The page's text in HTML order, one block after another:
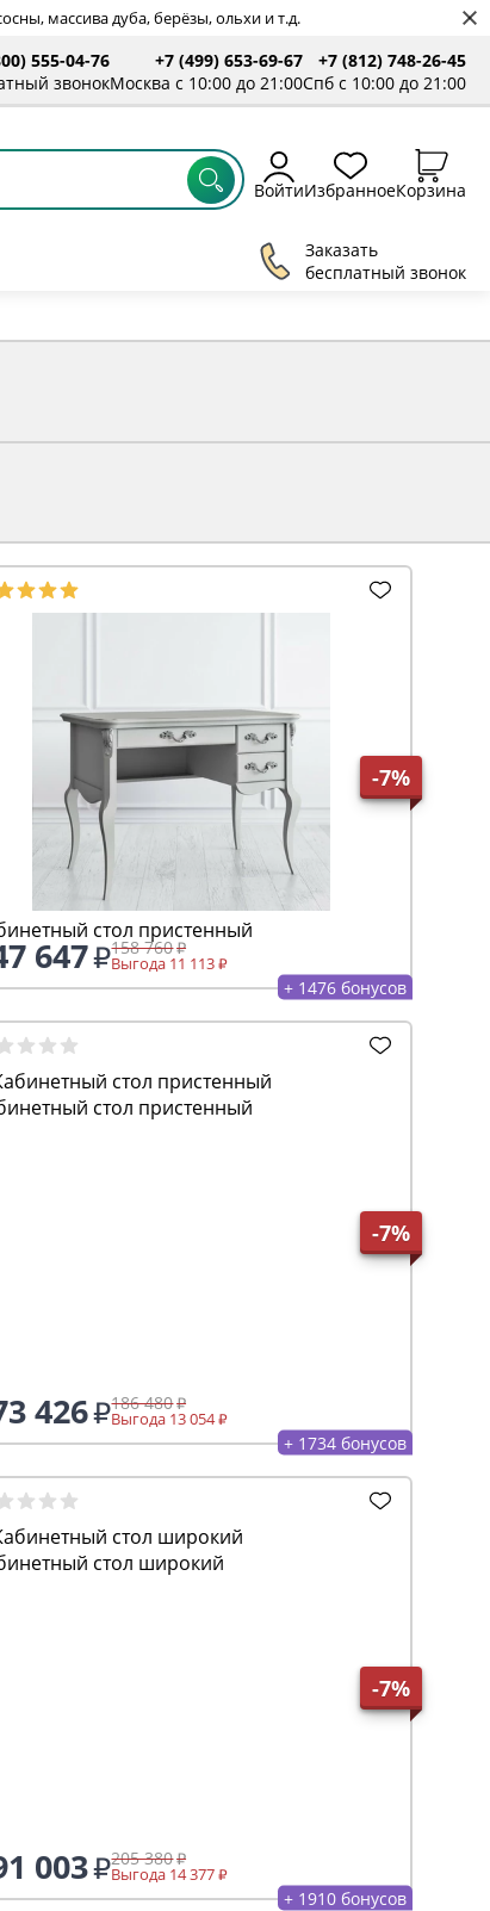
массива дуба, берёзы, ольхи и т.д.
555-04-76
звонок
+7 (499) 653-69-67
Москва с 10:00 до 21:00
+7 (812) 748-26-45
Спб с 10:00 до 21:00
ВойтиИзбранноеКорзина
Заказать
бесплатный звонок
-7%
стол пристенный
647 158 760
Выгода 11 113
+ 1476 бонусов
-7%
стол пристенный
426 186 480
Выгода 13 054
+ 1734 бонусов
-7%
стол широкий
003 205 380
Выгода 14 377
+ 1910 бонусов